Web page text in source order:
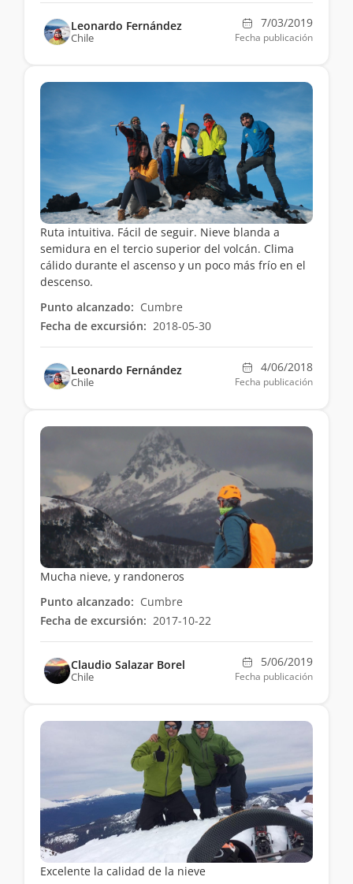
Leonardo Fernández
Chile
7/03/2019
Fecha publicación
Ruta intuitiva. Fácil de seguir. Nieve blanda a
semidura en el tercio superior del volcán. Clima
cálido durante el ascenso y un poco más frío en el
descenso.
Punto alcanzado: Cumbre
Fecha de excursión: 2018-05-30
Leonardo Fernández
Chile
4/06/2018
Fecha publicación
Mucha nieve, y randoneros
Punto alcanzado: Cumbre
Fecha de excursión: 2017-10-22
Claudio Salazar Borel
Chile
5/06/2019
Fecha publicación
Excelente la calidad de la nieve